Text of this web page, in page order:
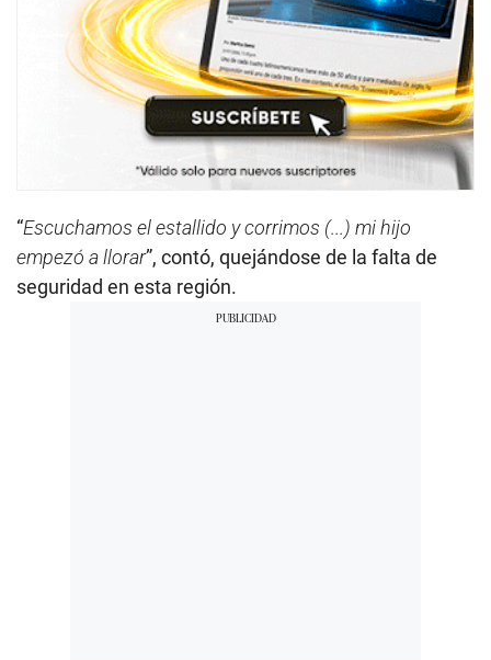
“Escuchamos el estallido y corrimos (...) mi hijo
empezó a llorar”, contó, quejándose de la falta de
seguridad en esta región.